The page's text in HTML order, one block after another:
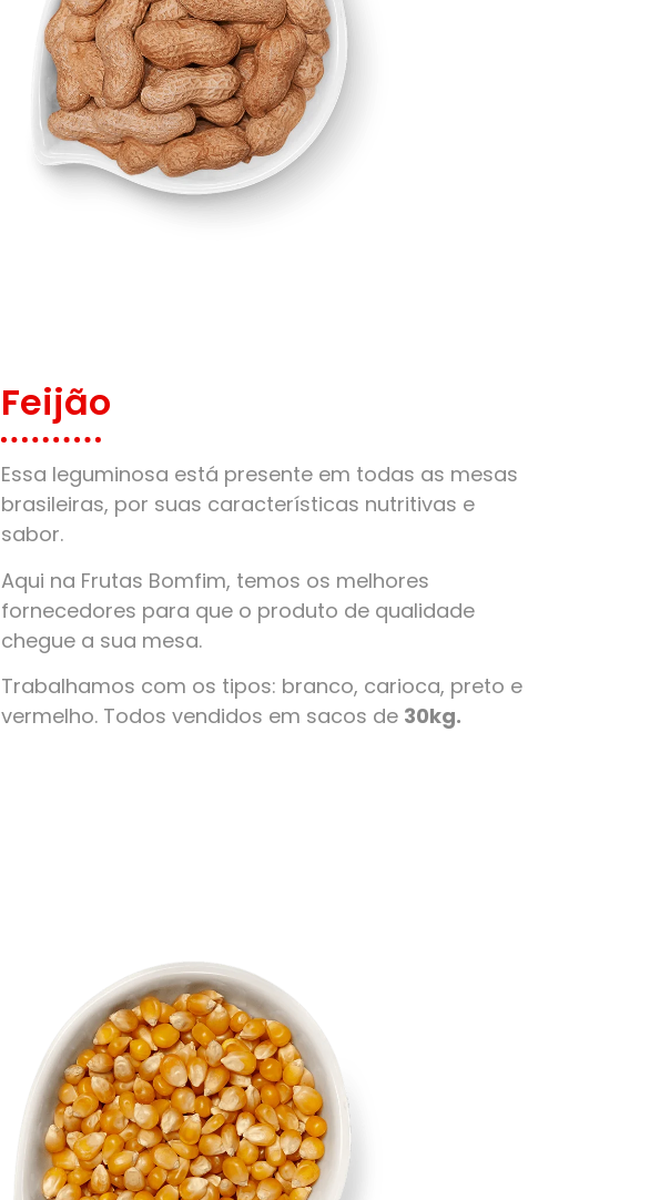
Feijão
Essa leguminosa está presente em todas as mesas
brasileiras, por suas características nutritivas e
sabor.
Aqui na Frutas Bomfim, temos os melhores
fornecedores para que o produto de qualidade
chegue a sua mesa.
Trabalhamos com os tipos: branco, carioca, preto e
vermelho. Todos vendidos em sacos de 30kg.